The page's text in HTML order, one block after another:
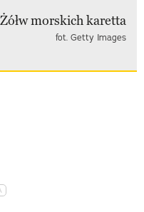
fot. Getty Images